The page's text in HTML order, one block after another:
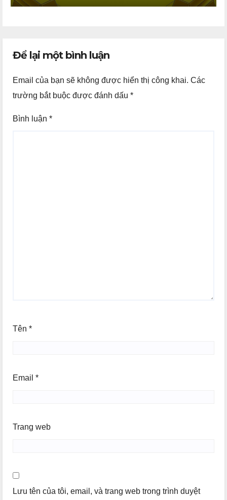
Để lại một bình luận
Email của bạn sẽ không được hiển thị công khai. Các
trường bắt buộc được đánh dấu *
Bình luận *
Tên *
Email *
Trang web
Lưu tên của tôi, email, và trang web trong trình duyệt